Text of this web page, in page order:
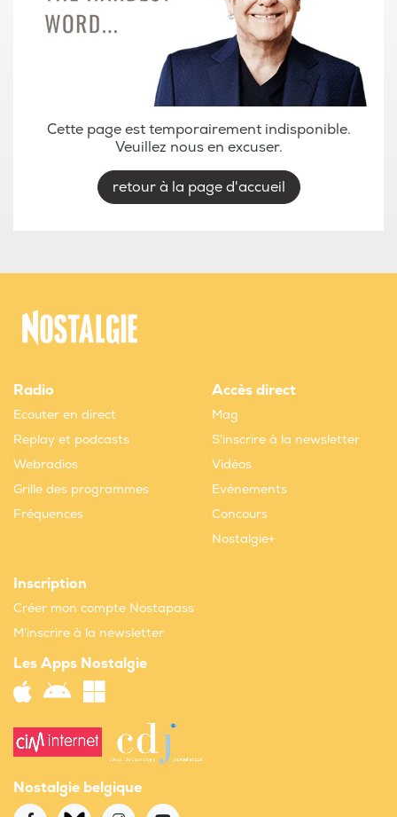
Cette page est temporairement indisponible.
Veuillez nous en excuser.
retour à la page d'accueil
Radio
Ecouter en direct
Replay et podcasts
Webradios
Grille des programmes
Fréquences
Accès direct
Mag
S'inscrire à la newsletter
Vidéos
Evènements
Concours
Nostalgie+
Inscription
Créer mon compte Nostapass
M'inscrire à la newsletter
Les Apps Nostalgie
Nostalgie belgique